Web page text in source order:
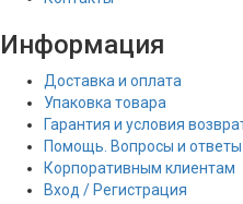
Информация
Доставка и оплата
Упаковка товара
Гарантия и условия
Помощь. Вопросы и ответы
Корпоративным клиентам
Вход / Регистрация